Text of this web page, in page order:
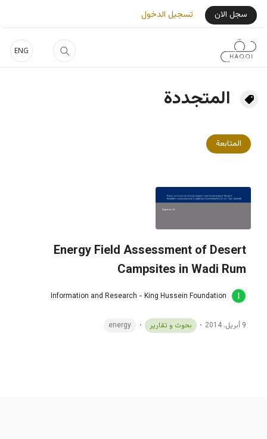
تجاوز إلى المحتوى الرئيسي
ENG
User Login Menu
سجل الان تسجيل الدخول
المتجددة
المتابعة
Energy Field Assessment of Desert
Campsites in Wadi Rum
Information and Research - King Hussein Foundation
9 أبريل، 2014 بحوث و تقارير energy